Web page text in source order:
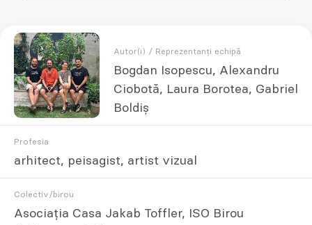
Autor(i) / Reprezentanți echipă
Bogdan Isopescu, Alexandru
Ciobotă, Laura Borotea, Gabriel
Boldiș
Profesia
arhitect, peisagist, artist vizual
Colectiv/birou
Asociația Casa Jakab Toffler, ISO Birou